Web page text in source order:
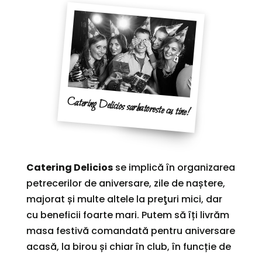
Catering Delicios sarbatoreste cu tine!
Catering Deliciosse implică în organizarea
petrecerilor de aniversare, zile de naștere,
majorat și multe altele la preţuri mici, dar
cu beneficii foarte mari. Putem să îți livrăm
masa festivă comandată pentru aniversare
acasă, la birou și chiar în club, în funcție de